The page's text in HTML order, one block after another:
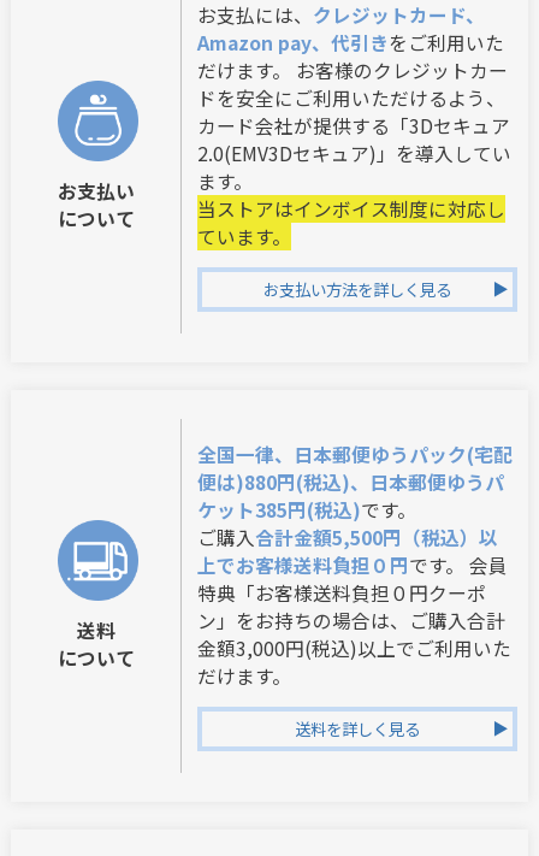
お支払い
について
お支払には、 クレジットカード、
Amazon pay、代引きをご利用いた
だけます。 お客様のクレジットカー
ドを安全にご利用いただけるよう、
カード会社が提供する「3Dセキュア
2.0(EMV3Dセキュア)」を導入してい
ます。
当ストアはインボイス制度に対応し
ています。
お支払い方法を詳しく見る
送料
について
全国一律、日本郵便ゆうパック(宅配
便は)880円(税込)、日本郵便ゆうパ
ケット385円(税込)です。
ご購入合計金額5,500円（税込）以
上でお客様送料負担０円です。 会員
特典「お客様送料負担０円クーポ
ン」をお持ちの場合は、ご購入合計
金額3,000円(税込)以上でご利用いた
だけます。
送料を詳しく見る